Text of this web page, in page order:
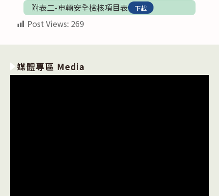
附表二-車輛安全檢核項目表 下載
Post Views: 269
媒體專區 Media